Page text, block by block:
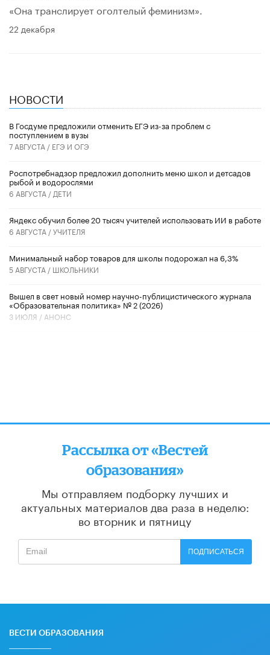
«Она транслирует оголтелый феминизм».
22 декабря
НОВОСТИ
В Госдуме предложили отменить ЕГЭ из-за проблем с
поступлением в вузы
7 АВГУСТА / ЕГЭ И ОГЭ
Роспотребнадзор предложил дополнить меню школ и детсадов
рыбой и водорослями
6 АВГУСТА / ДЕТИ
​Яндекс обучил более 20 тысяч учителей использовать ИИ в работе
6 АВГУСТА /УЧИТЕЛЯ
Минимальный набор товаров для школы подорожал на 6,3%
5 АВГУСТА / ШКОЛЬНИКИ
Вышел в свет новый номер научно-публицистического журнала
«Образовательная политика» № 2 (2026)
3 ИЮЛЯ / АНОНС
Рассылка от «Вестей
образования»
Мы отправляем подборку лучших и
актуальных материалов два раза в неделю:
во вторник и пятницу
ПОДПИСАТЬСЯ
ВЕСТИ ОБРАЗОВАНИЯ